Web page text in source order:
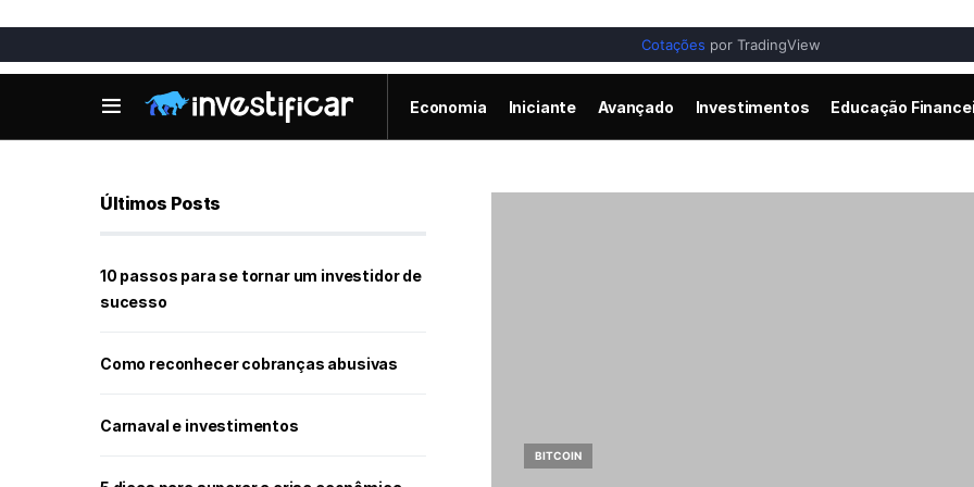
Cotações por TradingView
Economia Iniciante Avançado Investimentos Educação
BITCOIN
Últimos Posts
10 passos para se tornar um investidor de
sucesso
Como reconhecer cobranças abusivas
Carnaval e investimentos